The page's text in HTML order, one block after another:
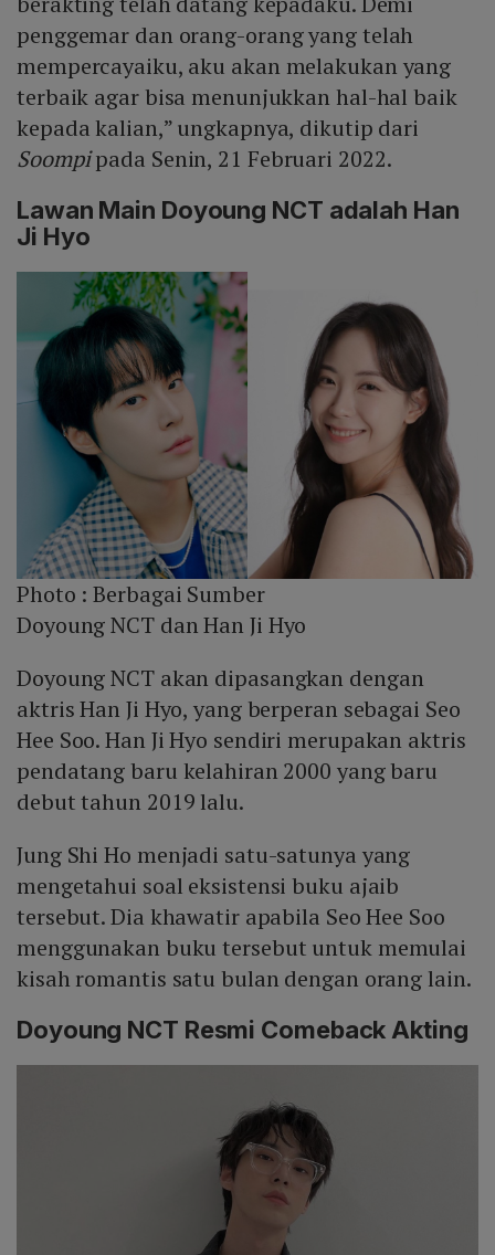
penggemar dan orang-orang yang telah
mempercayaiku, aku akan melakukan yang
terbaik agar bisa menunjukkan hal-hal baik
kepada kalian,” ungkapnya, dikutip dari
Soompipada Senin, 21 Februari 2022.
Lawan Main Doyoung NCT adalah Han
Ji Hyo
Photo :Berbagai Sumber
Doyoung NCT dan Han Ji Hyo
Doyoung NCT akan dipasangkan dengan
aktris Han Ji Hyo, yang berperan sebagai Seo
Hee Soo. Han Ji Hyo sendiri merupakan aktris
pendatang baru kelahiran 2000 yang baru
debut tahun 2019 lalu.
Jung Shi Ho menjadi satu-satunya yang
mengetahui soal eksistensi buku ajaib
tersebut. Dia khawatir apabila Seo Hee Soo
menggunakan buku tersebut untuk memulai
kisah romantis satu bulan dengan orang lain.
Doyoung NCT Resmi Comeback Akting